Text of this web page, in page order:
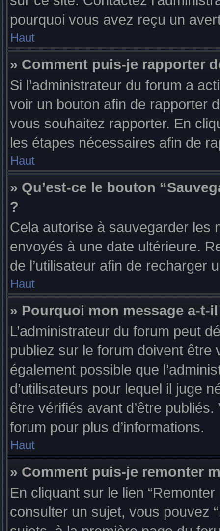
pourquoi vous avez reçu un
Haut
» Comment puis-je rapporter
Si l’administrateur du forum a
voir un bouton afin de rapporter
vous souhaitez rapporter. En
les étapes nécessaires afin de
Haut
» Qu’est-ce le bouton
?
Cela autorise à sauvegarder les
envoyés à une date ultérieure.
de l’utilisateur afin de recharger
Haut
» Pourquoi mon message a-t-
L’administrateur du forum peut
publiez sur le forum doivent être
également possible que
d’utilisateurs pour lequel il juge
être vérifiés avant d’être
forum pour plus d’informations.
Haut
» Comment puis-je remonter
En cliquant sur le lien
consulter un sujet, vous pouvez